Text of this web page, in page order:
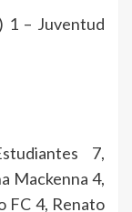
1 – Juventud
7,
Mackenna 4,
FC 4, Renato